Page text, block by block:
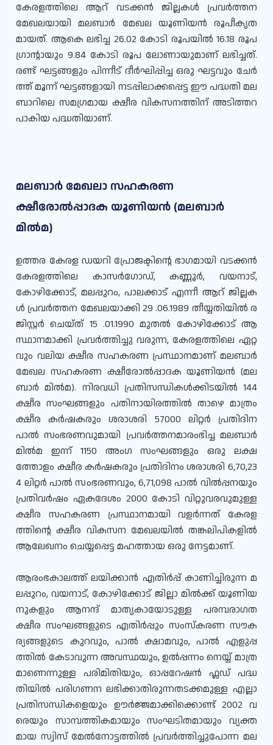
കേരളത്തിലെ ആറ് വടക്കൻ ജില്ലകൾ പ്രവർത്തന
മേഖലയായി മലബാർ മേഖല യൂണിയൻ രൂപീകൃത
മായത്. ആകെ ലഭിച്ച 26.02 കോടി രൂപയിൽ 16.18 രൂപ
ഗ്രാന്റായും 9.84 കോടി രൂപ ലോണായുമാണ് ലഭിച്ചത്.
രണ്ട് ഘട്ടങ്ങളും പിന്നീട് ദീർഘിപ്പിച്ച ഒരു ഘട്ടവും ചേർ
ത്ത് മൂന്ന് ഘട്ടങ്ങളായി നടപ്പിലാക്കപ്പെട്ട ഈ പദ്ധതി മല
ബാറിലെ സമഗ്രമായ ക്ഷീര വികസനത്തിന് അടിത്തറ
പാകിയ പദ്ധതിയാണ്.
മലബാർ മേഖലാ സഹകരണ
ക്ഷീരോൽപ്പാദക യൂണിയൻ (മലബാർ
മിൽമ)
ഉത്തര കേരള ഡയറി പ്രോജക്ടിന്റെ ഭാഗമായി വടക്കൻ
കേരളത്തിലെ കാസർഗോഡ്, കണ്ണൂർ, വയനാട്,
കോഴിക്കോട്, മലപ്പുറം, പാലക്കാട് എന്നീ ആറ് ജില്ലക
ൾ പ്രവർത്തന മേഖലയാക്കി 29 .06.1989 തീയ്യതിയിൽ ര
ജിസ്റ്റർ ചെയ്ത് 15 .01.1990 മുതൽ കോഴിക്കോട് ആ
സ്ഥാനമാക്കി പ്രവർത്തിച്ചു വരുന്ന, കേരളത്തിലെ ഏറ്റ
വും വലിയ ക്ഷീര സഹകരണ പ്രസ്ഥാനമാണ് മലബാർ
മേഖല സഹകരണ ക്ഷീരോൽപ്പാദക യൂണിയൻ (മല
ബാർ മിൽമ). നിരവധി പ്രതിസന്ധികൾക്കിടയിൽ 144
ക്ഷീര സംഘങ്ങളും പതിനായിരത്തിൽ താഴെ മാത്രം
ക്ഷീര കർഷകരും ശരാശരി 57000 ലിറ്റർ പ്രതിദിന
പാൽ സംഭരണവുമായി പ്രവർത്തനമാരംഭിച്ച മലബാർ
മിൽമ ഇന്ന് 1150 അംഗ സംഘങ്ങളും ഒരു ലക്ഷ
ത്തോളം ക്ഷീര കർഷകരും പ്രതിദിനം ശരാശരി 6,70,23
4 ലിറ്റർ പാൽ സംഭരണവും, 6,71,098 പാൽ വിൽപ്പനയും
പ്രതിവർഷം ഏകദേശം 2000 കോടി വിറ്റുവരവുമുള്ള
ക്ഷീര സഹകരണ പ്രസ്ഥാനമായി വളർന്നത് കേരള
ത്തിന്റെ ക്ഷീര വികസന മേഖലയിൽ തങ്കലിപികളിൽ
ആലേഖനം ചെയ്യപ്പെട്ട മഹത്തായ ഒരു നേട്ടമാണ്.
ആരംഭകാലത്ത് ലയിക്കാൻ എതിർപ്പ് കാണിച്ചിരുന്ന മ
ലപ്പുറം, വയനാട്, കോഴിക്കോട് ജില്ലാ മിൽക്ക് യൂണിയ
നുകളും ആനന്ദ് മാതൃകായോടുള്ള പരമ്പരാഗത
ക്ഷീര സംഘങ്ങളുടെ എതിർപ്പും സംസ്കരണ സൗക
ര്യങ്ങളുടെ കുറവും, പാൽ ക്ഷാമവും, പാൽ എളുപ്പ
ത്തിൽ കേടാവുന്ന അവസ്ഥയും, ഉൽപ്പന്നം നെയ്യ് മാത്ര
മാണെന്നുള്ള പരിമിതിയും, ഓപ്പറേഷൻ ഫ്ലഡ് പദ്ധ
തിയിൽ പരിഗണന ലഭിക്കാതിരുന്നതടക്കമുള്ള എല്ലാ
പ്രതിസന്ധികളെയും ഊർജ്ജമാക്കിക്കൊണ്ട് 2002 വ
രെയും സാമ്പത്തികമായും സംഘടിതമായും വ്യക്ത
മായ സ്വിസ് മേൽനോട്ടത്തിൽ പ്രവർത്തിച്ചുപോന്ന മല